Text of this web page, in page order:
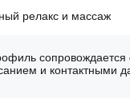
релакс и массаж
и контактными